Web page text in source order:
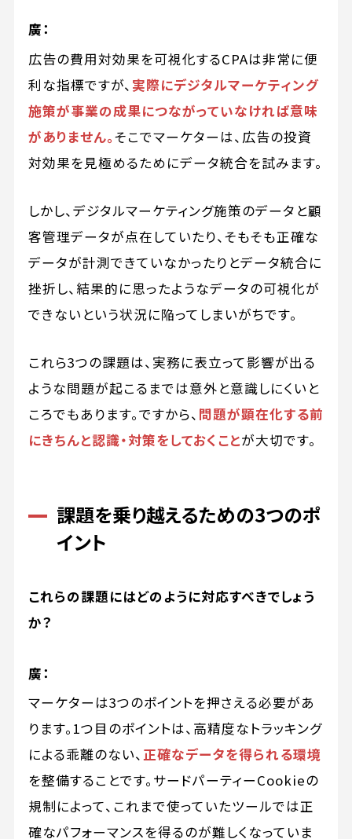
廣：
広告の費用対効果を可視化するCPAは非常に便
利な指標ですが、 実際にデジタルマーケティング
施策が事業の成果につながっていなければ意味
がありません。そこでマーケターは、広告の投資
対効果を見極めるためにデータ統合を試みます。
しかし、デジタルマーケティング施策のデータと顧
客管理データが点在していたり、そもそも正確な
データが計測できていなかったりとデータ統合に
挫折し、結果的に思ったようなデータの可視化が
できないという状況に陥ってしまいがちです。
これら3つの課題は、実務に表立って影響が出る
ような問題が起こるまでは意外と意識しにくいと
ころでもあります。ですから、 問題が顕在化する前
にきちんと認識・対策をしておくことが大切です。
課題を乗り越えるための3つのポ
イント
これらの課題にはどのように対応すべきでしょう
か？
廣：
マーケターは3つのポイントを押さえる必要があ
ります。1つ目のポイントは、高精度なトラッキング
による乖離のない、正確なデータを得られる環境
を整備することです。サードパーティーCookieの
規制によって、これまで使っていたツールでは正
確なパフォーマンスを得るのが難しくなっていま